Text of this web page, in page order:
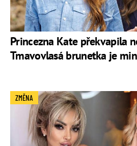
Princezna Kate překvapila
Tmavovlasá brunetka je
ZMĚNA